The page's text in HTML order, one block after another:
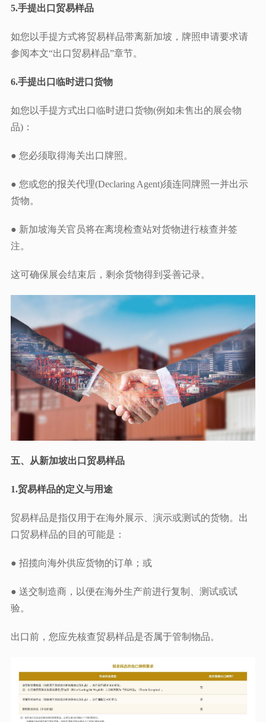
5.手提出口贸易样品
如您以手提方式将贸易样品带离新加坡，牌照申请要求请
参阅本文“出口贸易样品”章节。
6.手提出口临时进口货物
如您以手提方式出口临时进口货物(例如未售出的展会物
品)：
● 您必须取得海关出口牌照。
● 您或您的报关代理(Declaring Agent)须连同牌照一并出示
货物。
● 新加坡海关官员将在离境检查站对货物进行核查并签
注。
这可确保展会结束后，剩余货物得到妥善记录。
五、从新加坡出口贸易样品
1.贸易样品的定义与用途
贸易样品是指仅用于在海外展示、演示或测试的货物。出
口贸易样品的目的可能是：
● 招揽向海外供应货物的订单；或
● 送交制造商，以便在海外生产前进行复制、测试或试
验。
出口前，您应先核查贸易样品是否属于管制物品。